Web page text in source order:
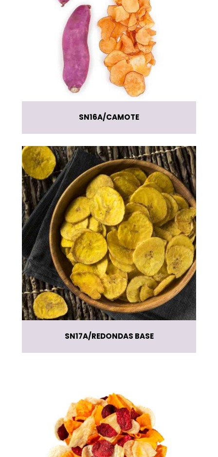
SN16A CAMOTE
SN17A REDONDAS BASE